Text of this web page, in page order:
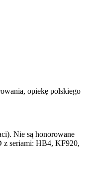
opiekę polskiego
Nie są honorowane
z seriami: HB4, KF920,